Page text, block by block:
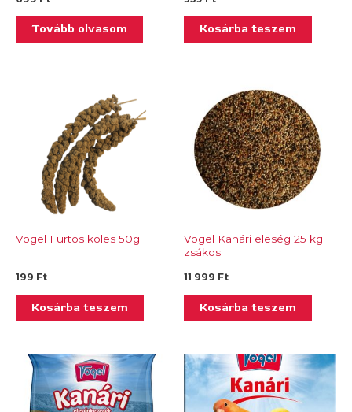
Tovább olvasom Kosárba teszem
Vogel Fürtös köles 50g
199 Ft
Kosárba teszem
Vogel Kanári eleség 25 kg
zsákos
11 999 Ft
Kosárba teszem